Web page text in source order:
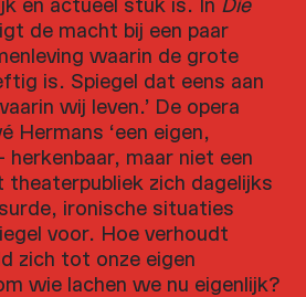
de macht bij een paar
waarin de grote
is. Spiegel dat eens aan
wij leven.’ De opera
Hermans ‘een eigen,
maar niet een
theaterpubliek zich dagelijks
ironische situaties
voor. Hoe verhoudt
zich tot onze eigen
wie lachen we nu eigenlijk?